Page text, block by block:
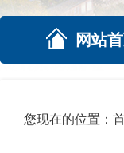
网站
您现在的位置：